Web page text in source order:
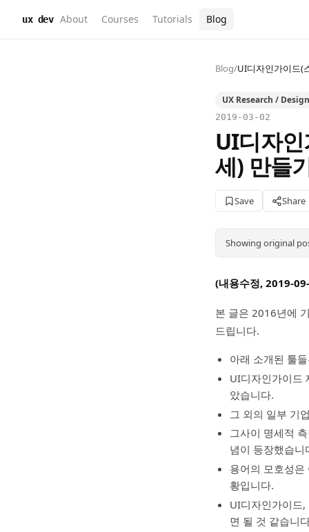
ux dev About Courses Tutorials Blog
Blog/UI디자인가이드(
UX Research /
2019-03-02
UI디자
세) 만들
Save Share
Showing original
(내용수정, 2019-
본 글은 2016년에
드립니다.
아래 소개된 툴
UI디자인가이드
았습니다.
그 외의 일부 기
그사이 명세적
념이 등장했습니
용어의 모호성
황입니다.
UI디자인가이드
면 될 것 같습니